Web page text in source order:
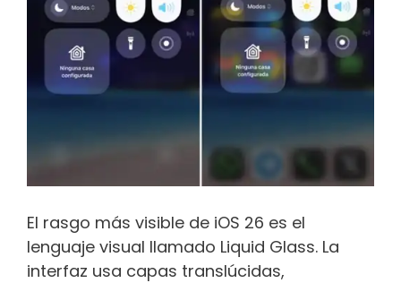
El rasgo más visible de iOS 26 es el
lenguaje visual llamado Liquid Glass. La
interfaz usa capas translúcidas,